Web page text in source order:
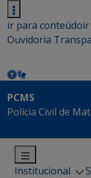
ir para conteúdoir
Ouvidoria
PCMS
Polícia Civil de
Institucional